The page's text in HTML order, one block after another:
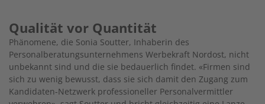
Qualität vor Quantität
Phänomene, die Sonia Soutter, Inhaberin des
Personalberatungsunternehmens Werbekraft Nordost, nicht
unbekannt sind und die sie bedauerlich findet. «Firmen sind
sich zu wenig bewusst, dass sie sich damit den Zugang zum
Kandidaten-Netzwerk professioneller Personalvermittler